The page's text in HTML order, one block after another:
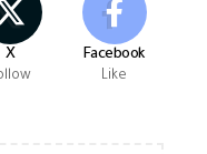
Facebook
Like
X